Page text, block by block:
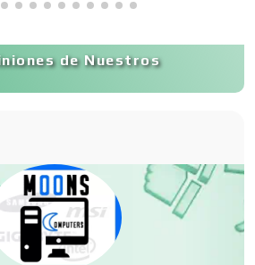
de Nuestros